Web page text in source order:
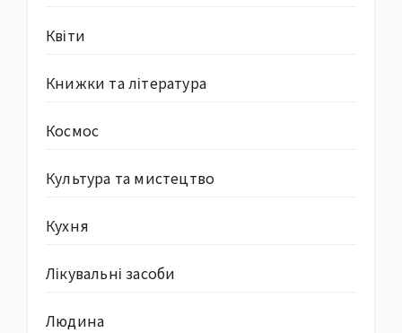
Квіти
Книжки та література
Космос
Культура та мистецтво
Кухня
Лікувальні засоби
Людина